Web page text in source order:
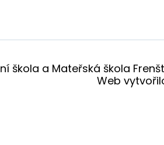
škola a Mateřská škola
Web